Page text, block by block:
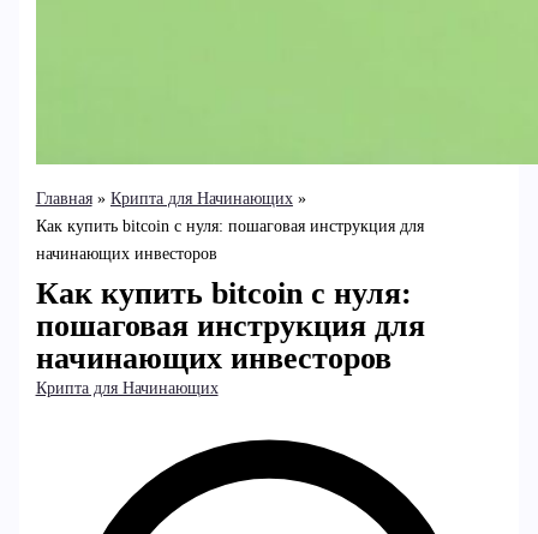
Главная
Крипта для Начинающих
Как купить bitcoin с нуля: пошаговая инструкция для
начинающих инвесторов
Как купить bitcoin с нуля:
пошаговая инструкция для
начинающих инвесторов
Крипта для Начинающих